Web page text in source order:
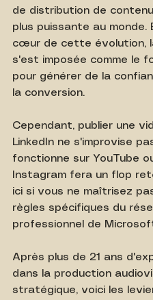
de distribution de
plus puissante au monde.
cœur de cette évolution,
s'est imposée comme le
pour générer de la
la conversion.
Cependant, publier une
LinkedIn ne s'improvise
fonctionne sur YouTube
Instagram fera un flop
ici si vous ne maîtrisez
règles spécifiques du
professionnel de
Après plus de 21 ans
dans la production
stratégique, voici les